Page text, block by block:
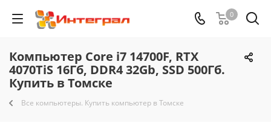
0
Компьютер Core i7 14700F, RTX
4070TiS 16Гб, DDR4 32Gb, SSD 500Гб.
Купить в Томске
Все компьютеры. Купить компьютер в Томске